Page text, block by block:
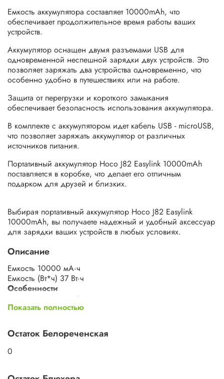
Емкость аккумулятора составляет 10000mAh, что
обеспечивает продолжительное время работы ваших
устройств.
Аккумулятор оснащен двумя разъемами USB для
одновременной неспешной зарядки двух устройств. Это
позволяет заряжать два устройства одновременно, что
особенно удобно в путешествиях или на работе.
Защита от перегрузки и короткого замыкания
обеспечивает безопасность использования аккумулятора.
В комплекте с аккумулятором идет кабель USB - microUSB,
что позволяет заряжать аккумулятор от различных
источников питания.
Портативный аккумулятор Hoco J82 Easylink 10000mAh
поставляется в коробке, что делает его отличным
подарком для друзей и близких.
Выбирая портативный аккумулятор Hoco J82 Easylink
10000mAh, вы получаете надежный и удобный аксессуар
для зарядки ваших устройств в любых условиях.
Описание
Емкость 10000 мА·ч
Емкость (Вт*ч) 37 Вт·ч
Особенности
зарядка двух устройств
Стандарт быстрой зарядки USB PD
Входные разъемы
micro USB или USB Type-C
Входное напряжение 5
Показать полностью
Остаток Белореченская
0